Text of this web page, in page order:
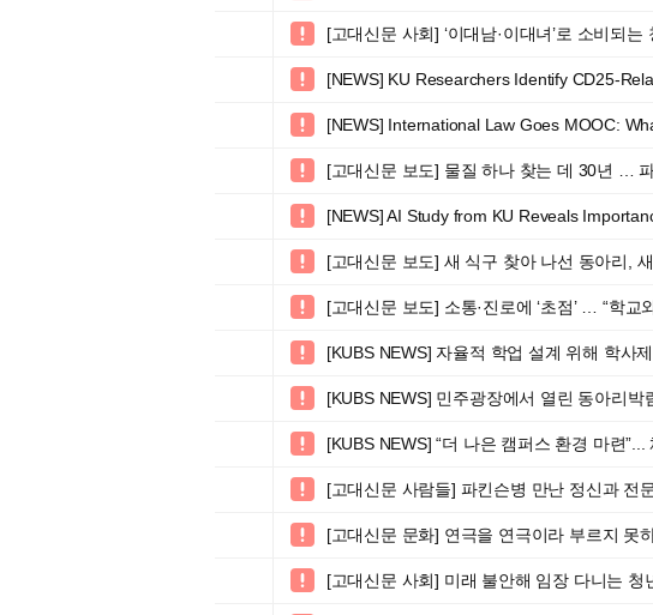
 [고대신문 사회] ‘이대남·이대녀’로 소비되
 [NEWS] KU Researchers Identify CD25-
 [NEWS] International Law Goes MOOC:
 [고대신문 보도] 물질 하나 찾는 데 30년 …
 [NEWS] AI Study from KU Reveals
 [고대신문 보도] 새 식구 찾아 나선 동아리,
 [고대신문 보도] 소통·진로에 ‘초점’ … “학
 [KUBS NEWS] 자율적 학업 설계 위해 학사
 [KUBS NEWS] 민주광장에서 열린 동아리
 [KUBS NEWS] “더 나은 캠퍼스 환경 마련
 [고대신문 사람들] 파킨슨병 만난 정신과 전
 [고대신문 문화] 연극을 연극이라 부르지 못
 [고대신문 사회] 미래 불안해 임장 다니는 청